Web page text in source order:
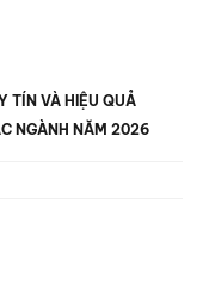
TÍN VÀ HIỆU QUẢ
NGÀNH NĂM 2026